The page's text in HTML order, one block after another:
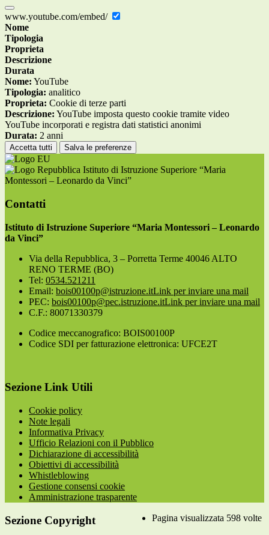
www.youtube.com/embed/
Nome
Tipologia
Proprieta
Descrizione
Durata
Nome: YouTube
Tipologia: analitico
Proprieta: Cookie di terze parti
Descrizione: YouTube imposta questo cookie tramite video
YouTube incorporati e registra dati statistici anonimi
Durata: 2 anni
Accetta tutti Salva le preferenze
Istituto di Istruzione Superiore “Maria
Montessori – Leonardo da Vinci”
Contatti
Istituto di Istruzione Superiore “Maria Montessori – Leonardo
da Vinci”
Via della Repubblica, 3 – Porretta Terme 40046 ALTO
RENO TERME (BO)
Tel: 0534.521211
Email: bois00100p@istruzione.itLink per inviare una mail
PEC: bois00100p@pec.istruzione.itLink per inviare una mail
C.F.: 80071330379
Codice meccanografico: BOIS00100P
Codice SDI per fatturazione elettronica: UFCE2T
Sezione Link Utili
Cookie policy
Note legali
Informativa Privacy
Ufficio Relazioni con il Pubblico
Dichiarazione di accessibilità
Obiettivi di accessibilità
Whistleblowing
Gestione consensi cookie
Amministrazione trasparente
Pagina visualizzata 598 volte
Sezione Copyright